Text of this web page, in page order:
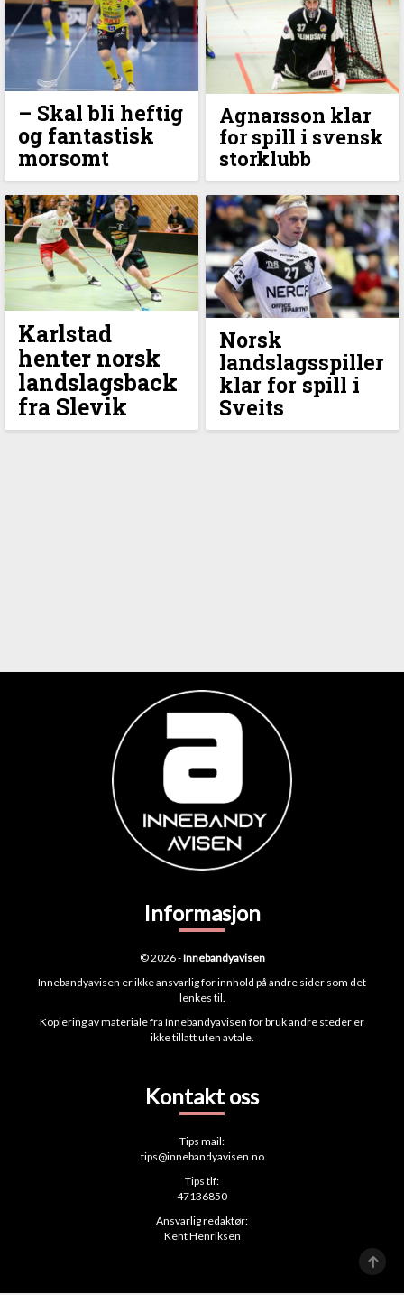
– Skal bli heftig
og fantastisk
morsomt
Agnarsson klar
for spill i svensk
storklubb
Karlstad
henter norsk
landslagsback
fra Slevik
Norsk
landslagsspiller
klar for spill i
Sveits
Informasjon
© 2026 -Innebandyavisen
Innebandyavisen er ikke ansvarlig for innhold på andre sider som det
lenkes til.
Kopiering av materiale fra Innebandyavisen for bruk andre steder er
ikke tillatt uten avtale.
Kontakt oss
Tips mail:
tips@innebandyavisen.no
Tips tlf:
47136850
Ansvarlig redaktør:
Kent Henriksen